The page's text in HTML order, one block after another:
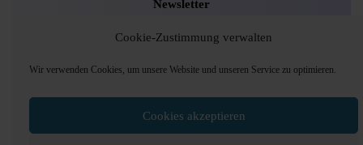
Cookie-Zustimmung verwalten
Wir verwenden Cookies, um unsere Website und unseren Service zu optimieren.
Cookies akzeptieren
Newsletter
Podcaster Radio WordPress ThemeSounds and
Pods Hamburg © 2024, Foto: Andrea Lang